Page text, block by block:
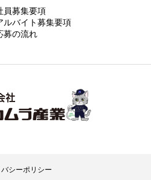
員募集要項
ルバイト募集要項
募の流れ
シーポリシー